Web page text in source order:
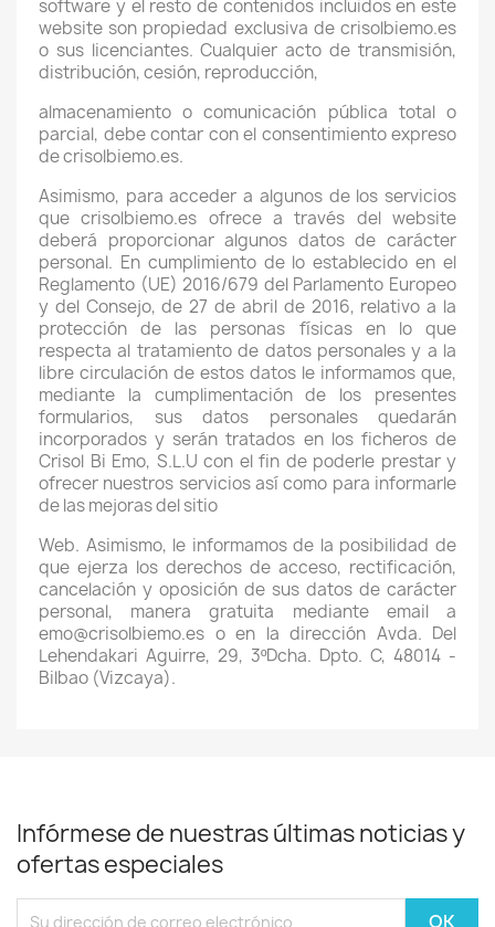
software y el resto de contenidos incluidos en este
website son propiedad exclusiva de crisolbiemo.es
o sus licenciantes. Cualquier acto de transmisión,
distribución, cesión, reproducción,
almacenamiento o comunicación pública total o
parcial, debe contar con el consentimiento expreso
de crisolbiemo.es.
Asimismo, para acceder a algunos de los servicios
que crisolbiemo.es ofrece a través del website
deberá proporcionar algunos datos de carácter
personal. En cumplimiento de lo establecido en el
Reglamento (UE) 2016/679 del Parlamento Europeo
y del Consejo, de 27 de abril de 2016, relativo a la
protección de las personas físicas en lo que
respecta al tratamiento de datos personales y a la
libre circulación de estos datos le informamos que,
mediante la cumplimentación de los presentes
formularios, sus datos personales quedarán
incorporados y serán tratados en los ficheros de
Crisol Bi Emo, S.L.U con el fin de poderle prestar y
ofrecer nuestros servicios así como para informarle
de las mejoras del sitio
Web. Asimismo, le informamos de la posibilidad de
que ejerza los derechos de acceso, rectificación,
cancelación y oposición de sus datos de carácter
personal, manera gratuita mediante email a
emo@crisolbiemo.es o en la dirección Avda. Del
Lehendakari Aguirre, 29, 3ºDcha. Dpto. C, 48014 -
Bilbao (Vizcaya).
Infórmese de nuestras últimas noticias y
ofertas especiales